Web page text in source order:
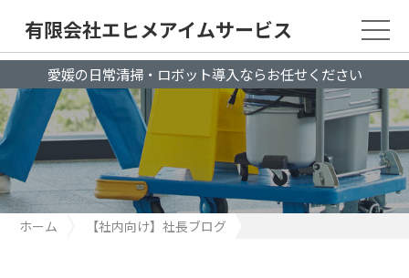
愛媛の日常清掃・ロボット導入ならお任せください
有限会社エヒメアイムサービス
ホーム
【社内向け】社長ブログ